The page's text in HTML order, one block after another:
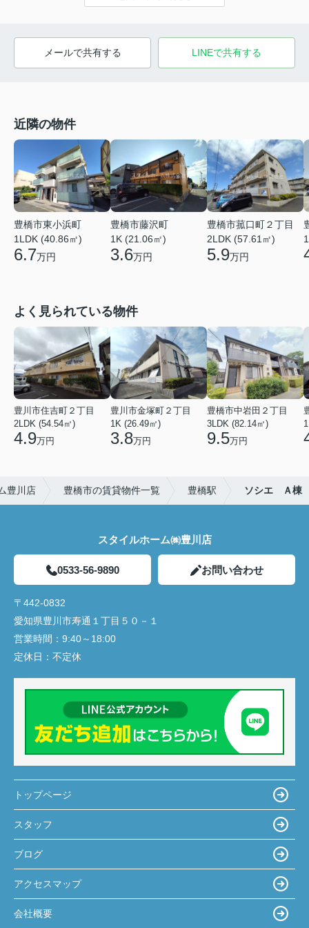
メールで共有する LINEで共有する
近隣の物件
豊橋市東小浜町
1LDK (40.86㎡)
6.7万円
豊橋市藤沢町
1K (21.06㎡)
3.6万円
豊橋市菰口町２丁目
2LDK (57.61㎡)
5.9万円
よく見られている物件
豊川市住吉町２丁目
2LDK (54.54㎡)
4.9万円
豊川市金塚町２丁目
1K (26.49㎡)
3.8万円
豊橋市中岩田２丁目
3LDK (82.14㎡)
9.5万円
豊川店 豊橋市の賃貸物件一覧 豊橋駅 ソシエ Ａ棟
スタイルホーム㈱豊川店
0533-56-9890 お問い合わせ
〒442-0832
愛知県豊川市寿通１丁目５０－１
営業時間： 9:40～18:00
定休日： 不定休
トップページ
スタッフ
ブログ
アクセスマップ
会社概要